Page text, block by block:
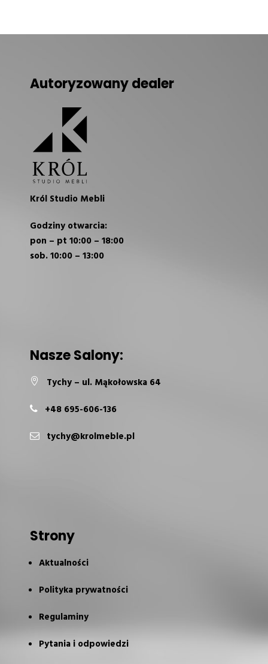
Autoryzowany dealer
Król Studio Mebli
Godziny otwarcia:
pon – pt 10:00 – 18:00
sob. 10:00 – 13:00
Nasze Salony:
Tychy – ul. Mąkołowska 64
+48 695-606-136
tychy@krolmeble.pl
Strony
Aktualności
Polityka prywatności
Regulaminy
Pytania i odpowiedzi